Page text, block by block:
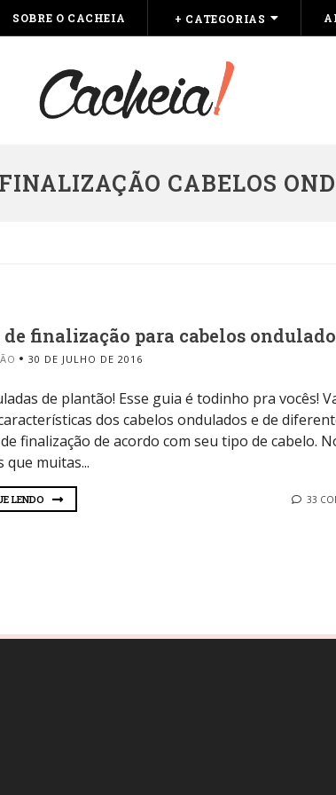
SOBRE O CACHEIA + CATEGORIAS
FINALIZAÇÃO CABELOS
de finalização para cabelos
30 DE JULHO DE 2016
de plantão! Esse guia é todinho pra vocês!
dos cabelos ondulados e de
finalização de acordo com seu tipo de cabelo.
que muitas...
LENDO 33